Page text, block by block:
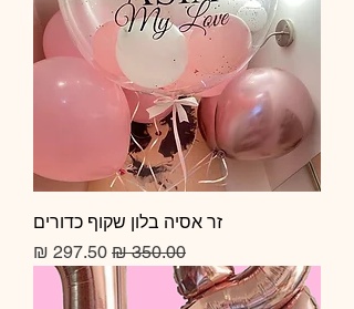
זר אסיה בלון שקוף כדורים
מחיר רגיל מחיר מבצע